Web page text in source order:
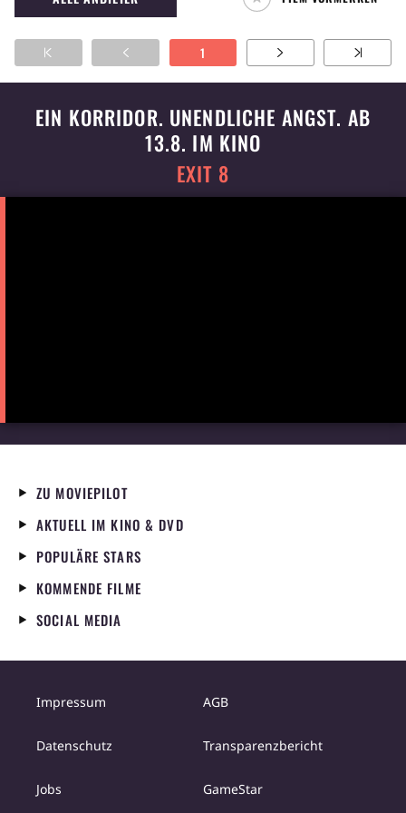
nun mit Win Win aber nun nachhaltig
1
EIN KORRIDOR. UNENDLICHE ANGST. AB
13.8. IM KINO
EXIT 8
ZU MOVIEPILOT
AKTUELL IM KINO & DVD
POPULÄRE STARS
KOMMENDE FILME
SOCIAL MEDIA
Impressum AGB
Datenschutz Transparenzbericht
Jobs GameStar